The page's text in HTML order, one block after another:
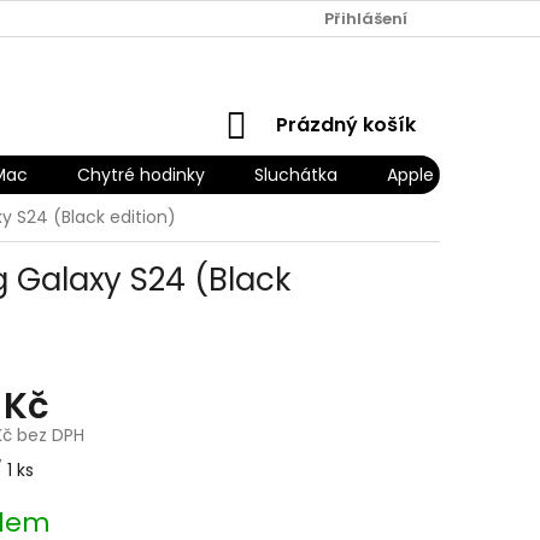
Přihlášení
NÁKUPNÍ
KOŠÍK
Prázdný košík
Chytré hodinky Sluchátka
Apple Náhradní
S24 (Black edition)
S24 (Black
bez DPH
ks